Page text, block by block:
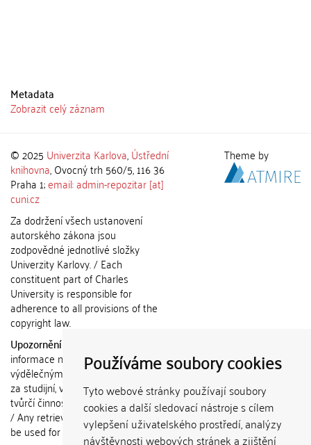
Používáme soubory cookies
Tyto webové stránky používají soubory
cookies a další sledovací nástroje s cílem
vylepšení uživatelského prostředí, analýzy
návštěvnosti webových stránek a zjištění
Metadata
Zobrazit celý záznam
© 2025 Univerzita Karlova,Ústřední
knihovna, Ovocný trh 560/5, 116 36
Praha 1;email: admin-repozitar [at]
cuni.cz
Za dodržení všech ustanovení
autorského zákona jsou
zodpovědné jednotlivé složky
Univerzity Karlovy. / Each
constituent part of Charles
University is responsible for
adherence to all provisions of the
copyright law.
Upozornění / Notice:
informace nemohou být použity k
výdělečným účelům nebo vydávány
za studijní, vědeckou nebo jinou
tvůrčí činnost jiné osoby než autora.
/ Any retrieved information shall not
be used for any commercial
Theme by